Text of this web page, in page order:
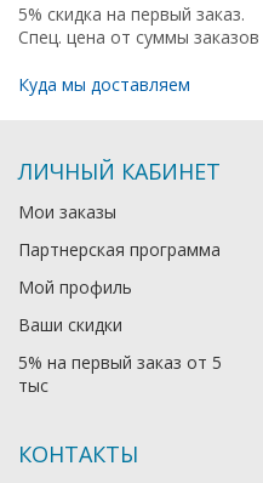
5% скидка на первый заказ.
Спец. цена от суммы заказов
Куда мы доставляем
ЛИЧНЫЙ КАБИНЕТ
Мои заказы
Партнерская программа
Мой профиль
Ваши скидки
5% на первый заказ от 5
тыс
КОНТАКТЫ